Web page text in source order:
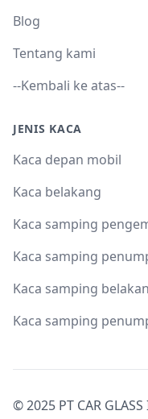
Blog
Tentang kami
--Kembali ke atas--
JENIS KACA
Kaca depan mobil
Kaca belakang
Kaca samping
Kaca samping
Kaca samping
Kaca samping
© 2025 PT CAR